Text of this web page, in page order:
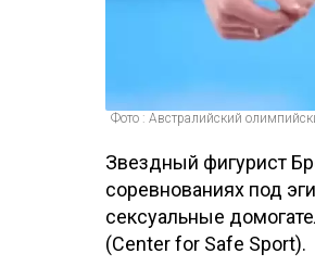
Фото : Австралийский
Звездный фигурист
соревнованиях под
сексуальные
(Center for Safe Sport).